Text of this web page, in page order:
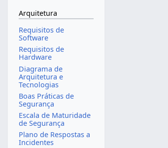
Arquitetura
Requisitos de
Software
Requisitos de
Hardware
Diagrama de
Arquitetura e
Tecnologias
Boas Práticas de
Segurança
Escala de Maturidade
de Segurança
Plano de Respostas a
Incidentes